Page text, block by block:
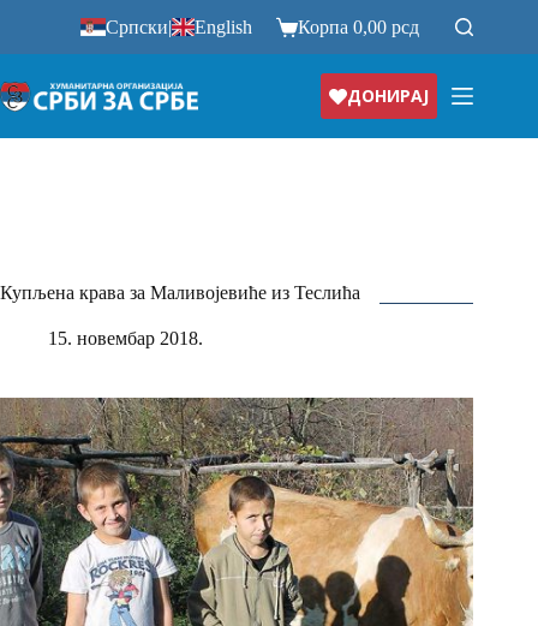
Српски| English Корпа0,00рсд
ДОНИРАЈ
Купљена крава за Маливојевиће из Теслића
15. новембар 2018.